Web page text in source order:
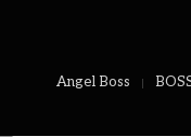
Angel Boss